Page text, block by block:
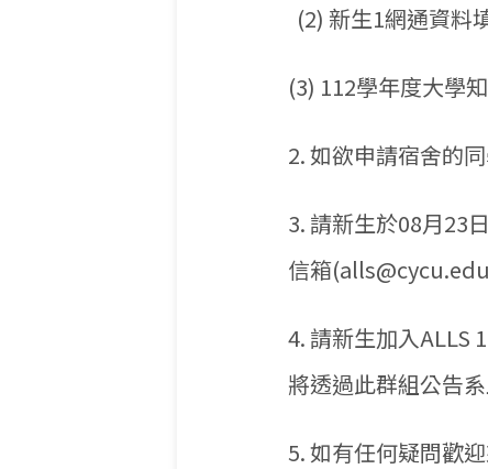
(2) 新生1網通資料
(3) 112學年度大學
2. 如欲申請宿舍的
3. 請新生於08月23
信箱
4. 請新生加入ALLS
將透過此群組公告
5. 如有任何疑問歡